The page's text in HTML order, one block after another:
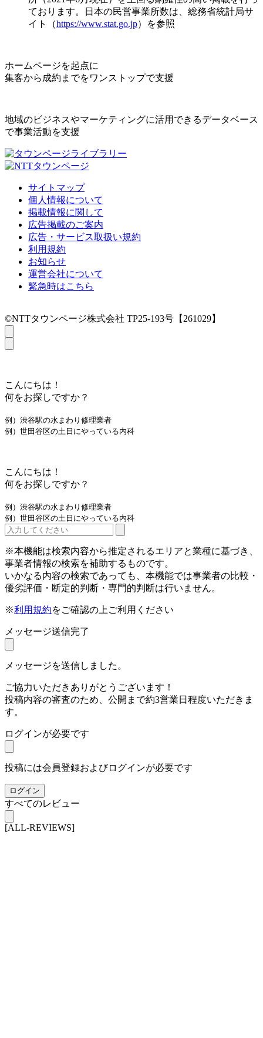
ております。日本の民営事業所数は、総務省統計局サ
イト（https://www.stat.go.jp）を参照
ホームページを起点に
集客から成約までをワンストップで支援
地域のビジネスやマーケティングに活用できるデータベース
で事業活動を支援
サイトマップ
個人情報について
掲載情報に関して
広告掲載のご案内
広告・サービス取扱い規約
利用規約
お知らせ
運営会社について
緊急時はこちら
©NTTタウンページ株式会社 TP25-193号【261029】
こんにちは！
何をお探しですか？
例）渋谷駅の水まわり修理業者
例）世田谷区の土日にやっている内科
こんにちは！
何をお探しですか？
例）渋谷駅の水まわり修理業者
例）世田谷区の土日にやっている内科
※本機能は検索内容から推定されるエリアと業種に基づき、
事業者情報の検索を補助するものです。
いかなる内容の検索であっても、本機能では事業者の比較・
優劣評価・断定的判断・専門的判断は行いません。
※利用規約をご確認の上ご利用ください
メッセージ送信完了
メッセージを送信しました。
ご協力いただきありがとうございます！
投稿内容の審査のため、公開まで約3営業日程度いただきま
す。
ログインが必要です
投稿には会員登録およびログインが必要です
ログイン
すべてのレビュー
[ALL-REVIEWS]